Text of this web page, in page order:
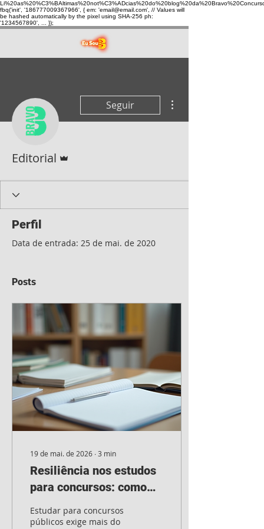
fbq('init', '186777009367966', { em: 'email@email.com', // Values will
be hashed automatically by the pixel using SHA-256 ph:
'1234567890', ... });
Seguir
Editorial
Perfil
Data de entrada: 25 de mai. de 2020
Posts
19 de mai. de 2026 ∙3 min
Resiliência nos estudos
para concursos: como
ser resiliente e
determinado
Estudar para concursos
públicos exige mais do